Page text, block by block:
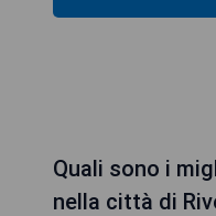
Quali sono i
nella città di